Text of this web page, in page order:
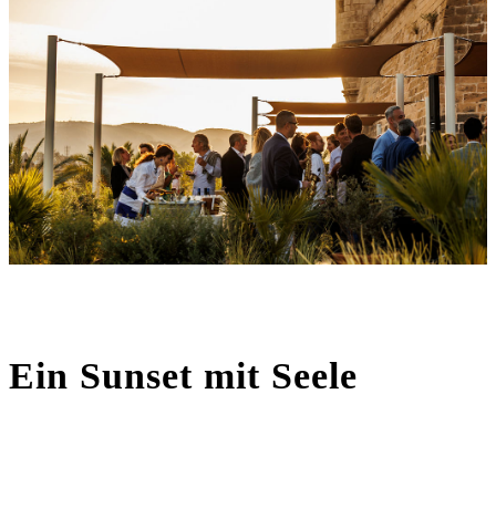
Ein Sunset mit Seele